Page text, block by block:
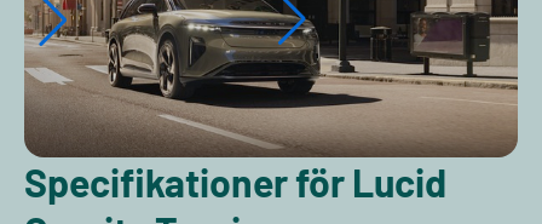
Specifikationer för Lucid